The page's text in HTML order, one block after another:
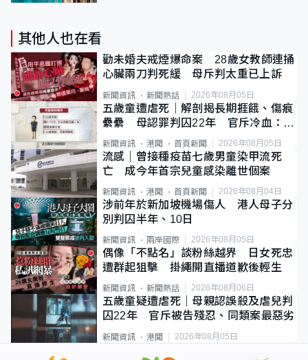
其他人也在看
勸未婚夫戒煙爆命案 28歲女教師連捅
心臟兩刀判死緩 母斥判太重已上訴
新聞資訊 新聞熱話 2026年08月05日
五歲童遭虐死｜解剖揭長期捱餓、傷痕
纍纍 母認罪判囚22年 官斥冷血：同
類案最惡劣
新聞資訊 港聞 首頁新聞 2026年08月05日
流感｜曾接種疫苗七歲男童染甲流死
亡 成今年首宗兒童感染離世個案
新聞資訊 港聞 首頁新聞 2026年08月04日
涉前年於新加坡機場傷人 港人母子分
別判囚半年、10日
新聞資訊 兩岸國際 2026年08月05日
偶像「不點名」談粉絲越界 日女死忠
遭群起狙擊 掛繩開直播道歉後輕生
新聞資訊 新聞熱話 2026年08月06日
五歲童疑遭虐死｜母親認誤殺及虐兒判
囚22年 官斥被告殘忍、同類案最惡劣
新聞資訊 港聞 2026年08月05日